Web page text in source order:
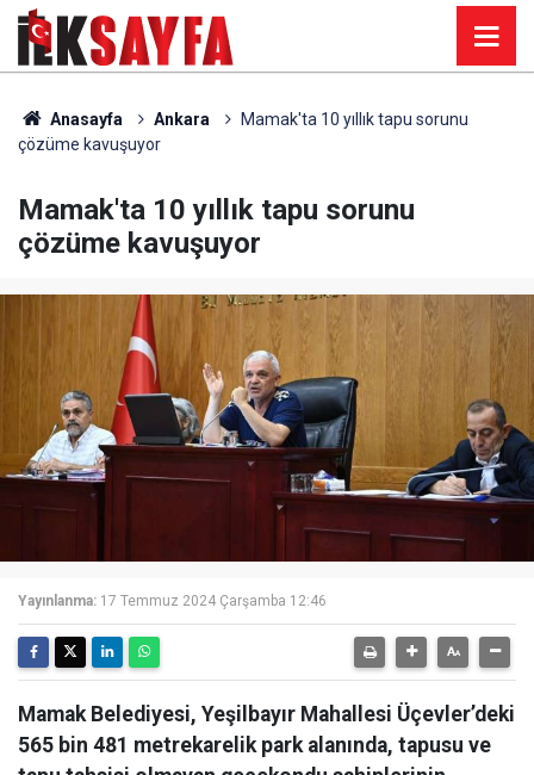
Anasayfa Ankara
Mamak'ta 10 yıllık tapu sorunu
çözüme kavuşuyor
Mamak'ta 10 yıllık tapu sorunu
çözüme kavuşuyor
Yayınlanma: 17 Temmuz 2024 Çarşamba 12:46
Mamak Belediyesi, Yeşilbayır Mahallesi Üçevler’deki
565 bin 481 metrekarelik park alanında, tapusu ve